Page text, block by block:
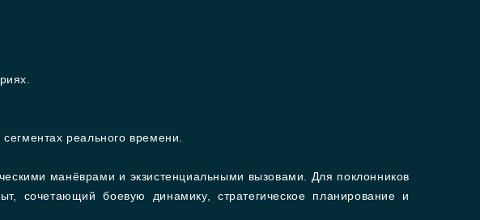
реального времени.
манёврами и экзистенциальными вызовами. Для поклонников
сочетающий боевую динамику, стратегическое планирование и